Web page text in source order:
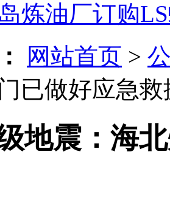
炼油厂订购
网站首页 >
已做好应急救
地震：海